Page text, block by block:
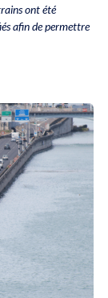
ont été
afin de permettre